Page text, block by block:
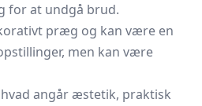
for at undgå brud.
præg og kan være en
men kan være
angår æstetik, praktisk